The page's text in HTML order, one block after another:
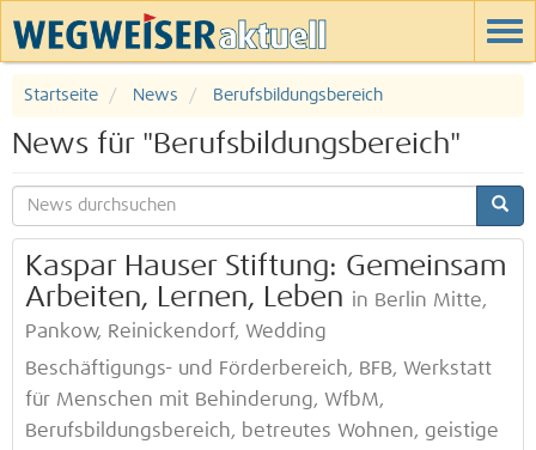
Startseite News Berufsbildungsbereich
News für "Berufsbildungsbereich"
Kaspar Hauser Stiftung: Gemeinsam
Arbeiten, Lernen, Leben in Berlin Mitte,
Pankow, Reinickendorf, Wedding
Beschäftigungs- und Förderbereich, BFB, Werkstatt
für Menschen mit Behinderung, WfbM,
Berufsbildungsbereich, betreutes Wohnen, geistige